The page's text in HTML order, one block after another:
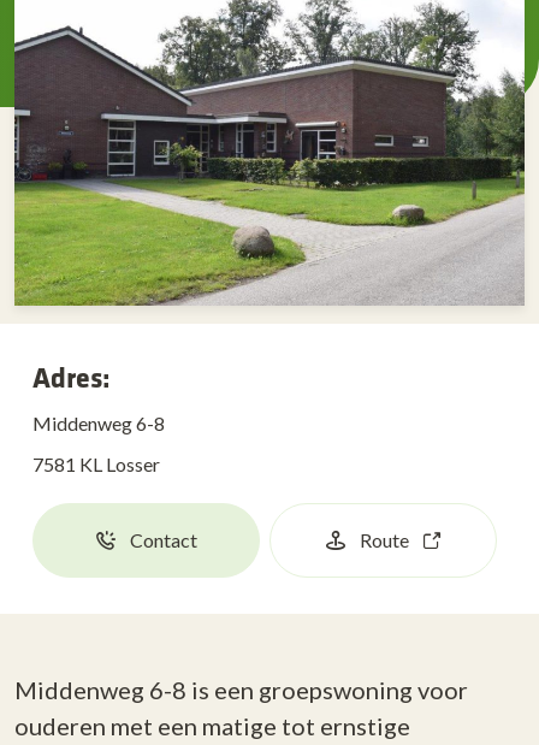
Adres:
Middenweg 6-8
7581 KL Losser
Contact Route
Middenweg 6-8 is een groepswoning voor
ouderen met een matige tot ernstige